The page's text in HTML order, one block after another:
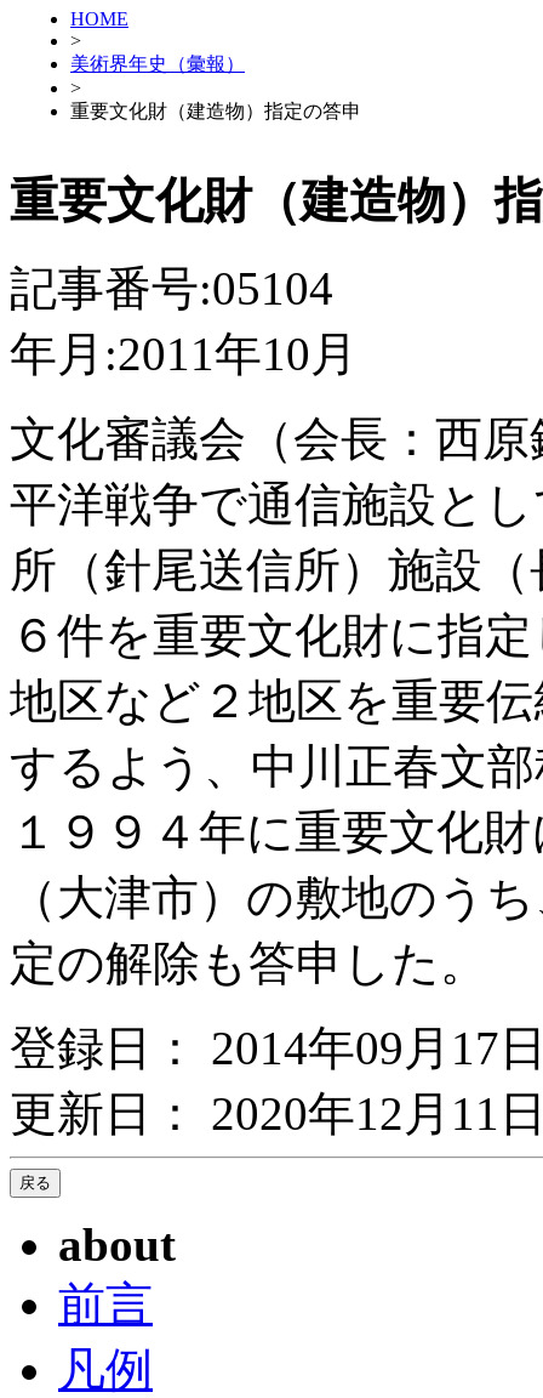
HOME
>
美術界年史（彙報）
>
重要文化財（建造物）指定の答申
重要文化財（建造物）
記事番号:05104
年月:2011年10月
文化審議会（会長：西
平洋戦争で通信施設と
所（針尾送信所）施設
６件を重要文化財に指
地区など２地区を重要
するよう、中川正春文
１９９４年に重要文化
（大津市）の敷地のう
定の解除も答申した。
登録日： 2014年09月17
更新日： 2020年12月11
about
前言
凡例